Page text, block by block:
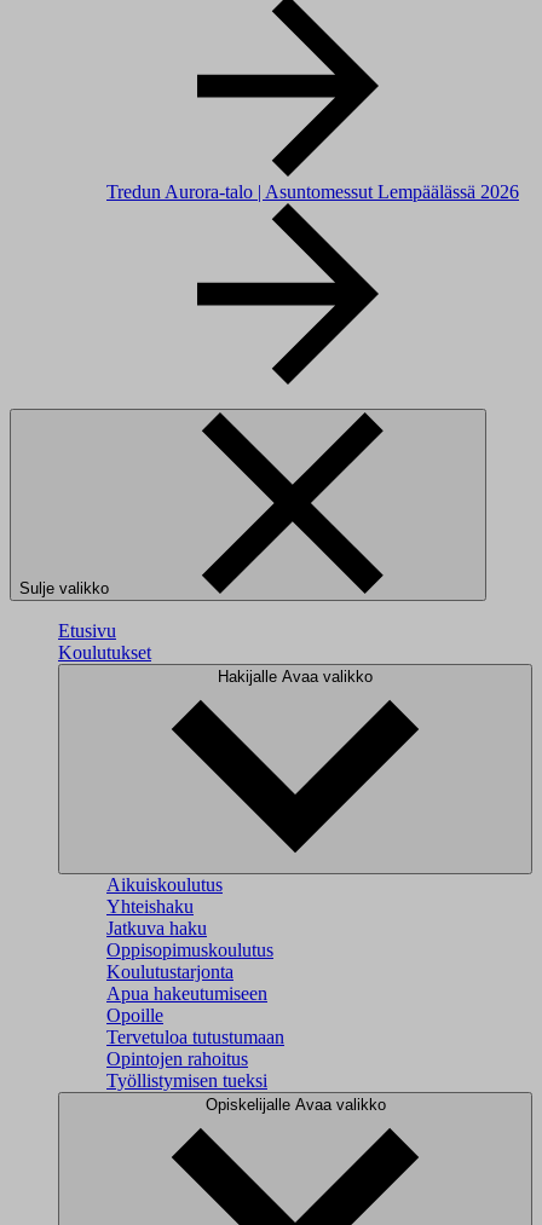
Tredun Aurora-talo | Asuntomessut Lempäälässä 2026
Sulje valikko
Etusivu
Koulutukset
Hakijalle Avaa valikko
Aikuiskoulutus
Yhteishaku
Jatkuva haku
Oppisopimuskoulutus
Koulutustarjonta
Apua hakeutumiseen
Opoille
Tervetuloa tutustumaan
Opintojen rahoitus
Työllistymisen tueksi
Opiskelijalle Avaa valikko